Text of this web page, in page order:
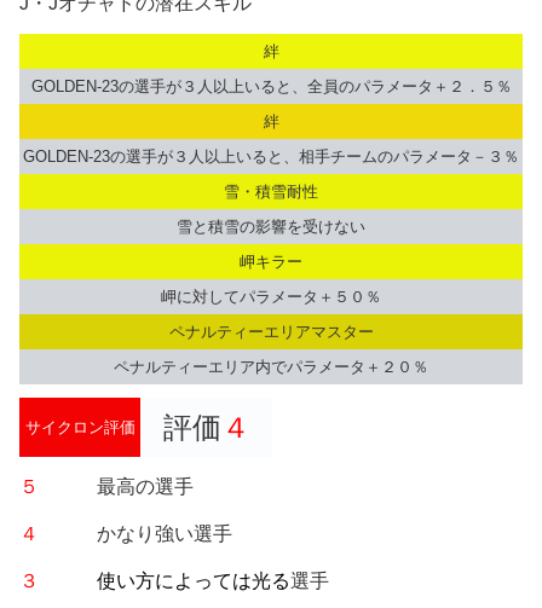
絆
GOLDEN-23の選手が３人以上いると、全員のパラメータ＋２．５％
絆
GOLDEN-23の選手が３人以上いると、相手チームのパラメータ－３％
雪・積雪耐性
雪と積雪の影響を受けない
岬キラー
岬に対してパラメータ＋５０％
ペナルティーエリアマスター
ペナルティーエリア内でパラメータ＋２０％
サイクロン評価 評価 ４
５ 最高の選手
４ かなり強い選手
３ 使い方によっては光る選手